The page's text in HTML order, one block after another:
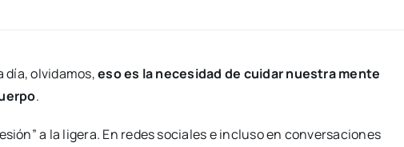
día, olvidamos,eso es la necesidad de cuidar nuestra mente
.
a la ligera. En redes sociales e incluso en conversaciones